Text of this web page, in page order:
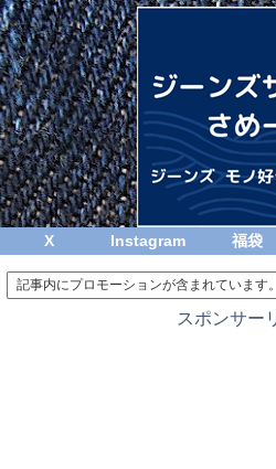
X Instagram 福袋
記事内にプロモーションが含まれています。
スポンサー